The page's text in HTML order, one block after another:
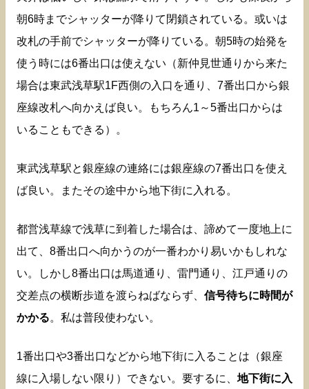
朝6時までシャッターが降りて閉鎖されている。或いは
改札の手前でシャッターが降りている。朝5時の始発を
使う時には6番出口は使えない（新仲見世通りから来た
場合は東武浅草駅1F西側の入口を通り、7番出口から銀
座線改札へ向かえば良い。もちろん1～5番出口からは
いることもできる）。
東武浅草駅と銀座線の連絡には銀座線の7番出口を使え
ば良い。またその途中から地下街に入れる。
都営浅草線で浅草に到着した場合は、諦めて一度地上に
出て、8番出口へ向かうのが一番わかり易いかもしれな
い。しかし8番出口は馬道通り、雷門通り、江戸通りの
交差点の横断歩道を渡らねばならず、 信号待ちに時間が
かかる。私は普段使わない。
1番出口や3番出口などから地下街に入ることは（銀座
線に入場しない限り）できない。要するに、 地下街に入